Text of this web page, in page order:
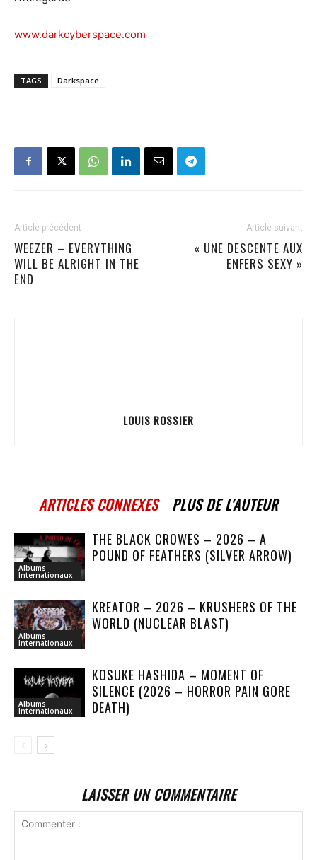
www.darkcyberspace.com
TAGS Darkspace
Article précédent
WEEZER – EVERYTHING
WILL BE ALRIGHT IN THE
END
Article suivant
« UNE DESCENTE AUX
ENFERS SEXY »
LOUIS ROSSIER
ARTICLES CONNEXES PLUS DE L'AUTEUR
Albums
Internationaux
THE BLACK CROWES – 2026 – A
POUND OF FEATHERS (SILVER ARROW)
Albums
Internationaux
KREATOR – 2026 – KRUSHERS OF THE
WORLD (NUCLEAR BLAST)
Albums
Internationaux
KOSUKE HASHIDA – MOMENT OF
SILENCE (2026 – HORROR PAIN GORE
DEATH)
LAISSER UN COMMENTAIRE